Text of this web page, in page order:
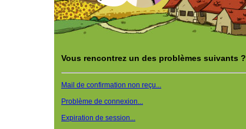
Vous rencontrez un des problèmes suivants ?
Mail de confirmation non reçu...
Problème de connexion...
Expiration de session...